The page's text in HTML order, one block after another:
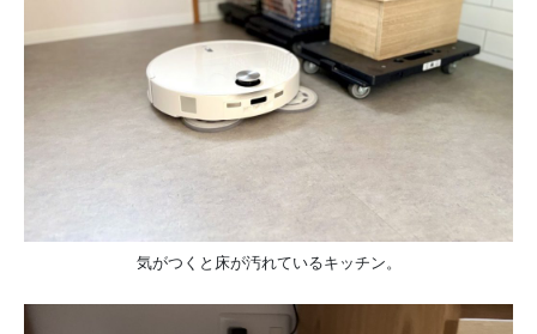
気がつくと床が汚れているキッチン。